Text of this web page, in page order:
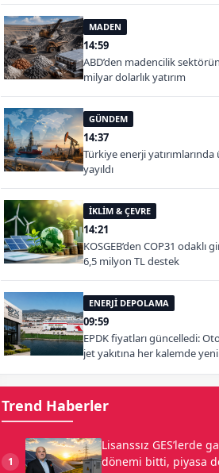
MADEN
14:59
ABD’den madencilik
milyar dolarlık yatırım
GÜNDEM
14:37
Türkiye enerji yatırımlarında
yayıldı
İKLİM & ÇEVRE
14:21
KOSGEB’den COP31 odaklı
6,5 milyon TL destek
ENERJİ DEPOLAMA
09:59
EPDK fiyatları güncelledi:
jet yakıtına her kalemde
Trend Haberler
1
Lisanssız GES’lerde
dönemi bitti, piyasa